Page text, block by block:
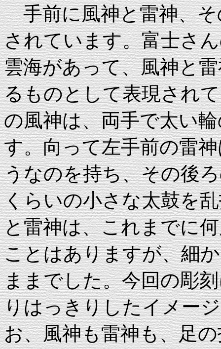
手前に風神と雷神、そ
されています。富士さ
雲海があって、風神と
るものとして表現され
の風神は、両手で太い
す。向って左手前の雷
うなのを持ち、その後
くらいの小さな太鼓を
と雷神は、これまでに
ことはありますが、細
ままでした。今回の彫
りはっきりしたイメー
お、風神も雷神も、足